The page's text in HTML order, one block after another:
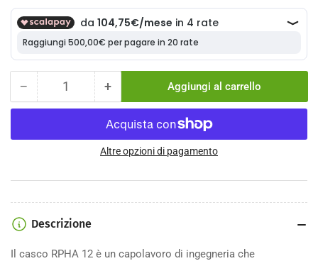
− Diminuisci
la
per
Rpha
Replica
Quantità +Aumenta
la
quantità
per
Casco
Rpha
Aggiungi al carrello
Altre opzioni di pagamento
Descrizione
Il casco RPHA 12 è un capolavoro di ingegneria che